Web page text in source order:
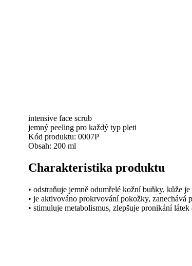
intensive face scrub
jemný peeling pro každý typ pleti
Kód produktu: 0007P
Obsah: 200 ml
Charakteristika produktu
• odstraňuje jemně odumřelé kožní buňky, kůže
• je aktivováno prokrvování pokožky, zanechává
• stimuluje metabolismus, zlepšuje pronikání